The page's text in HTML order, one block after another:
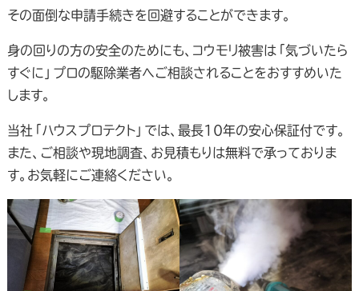
その面倒な申請手続きを回避することができます。
身の回りの方の安全のためにも、コウモリ被害は「気づいたら
すぐに」プロの駆除業者へご相談されることをおすすめいた
します。
当社「ハウスプロテクト」では、最長10年の安心保証付です。
また、ご相談や現地調査、お見積もりは無料で承っておりま
す。お気軽にご連絡ください。